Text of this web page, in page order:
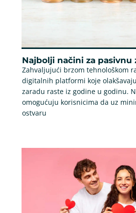
Najbolji načini za pasivnu
Zahvaljujući brzom tehnološkom
digitalnih platformi koje
zaradu raste iz godine u godinu.
omogućuju korisnicima da uz
ostvaru